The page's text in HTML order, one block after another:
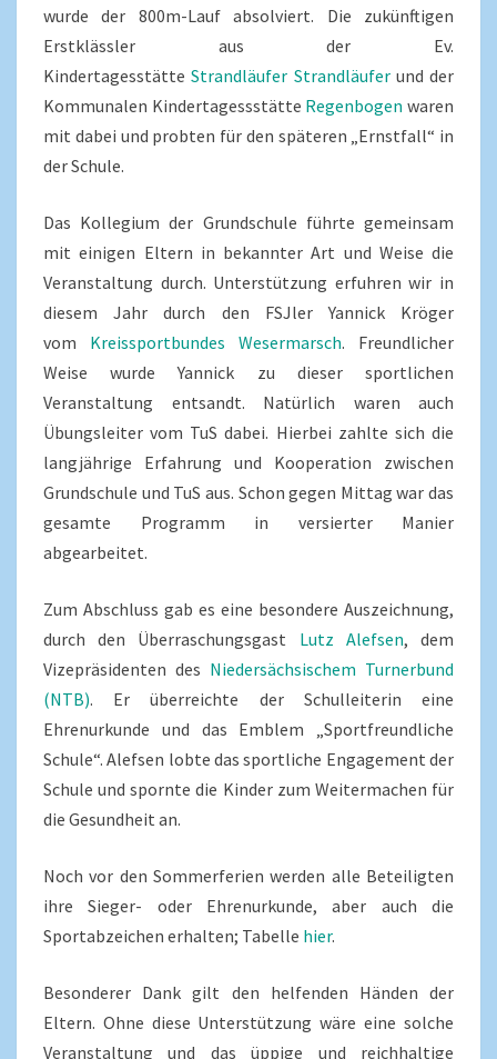
wurde der 800m-Lauf absolviert. Die zukünftigen
Erstklässler aus der Ev.
KindertagesstätteStrandläufer Strandläufer und der
Kommunalen Kindertagessstätte Regenbogen waren
mit dabei und probten für den späteren „Ernstfall“ in
der Schule.
Das Kollegium der Grundschule führte gemeinsam
mit einigen Eltern in bekannter Art und Weise die
Veranstaltung durch. Unterstützung erfuhren wir in
diesem Jahr durch den FSJler Yannick Kröger
vom Kreissportbundes Wesermarsch. Freundlicher
Weise wurde Yannick zu dieser sportlichen
Veranstaltung entsandt. Natürlich waren auch
Übungsleiter vom TuS dabei. Hierbei zahlte sich die
langjährige Erfahrung und Kooperation zwischen
Grundschule und TuS aus. Schon gegen Mittag war das
gesamte Programm in versierter Manier
abgearbeitet.
Zum Abschluss gab es eine besondere Auszeichnung,
durch den Überraschungsgast Lutz Alefsen, dem
Vizepräsidenten des Niedersächsischem Turnerbund
(NTB). Er überreichte der Schulleiterin eine
Ehrenurkunde und das Emblem „Sportfreundliche
Schule“. Alefsen lobte das sportliche Engagement der
Schule und spornte die Kinder zum Weitermachen für
die Gesundheit an.
Noch vor den Sommerferien werden alle Beteiligten
ihre Sieger- oder Ehrenurkunde, aber auch die
Sportabzeichen erhalten; Tabelle hier.
Besonderer Dank gilt den helfenden Händen der
Eltern. Ohne diese Unterstützung wäre eine solche
Veranstaltung und das üppige und reichhaltige